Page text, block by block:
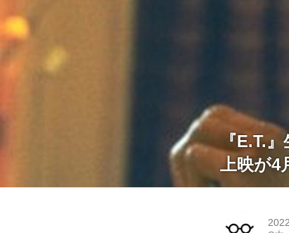
『E.T.
上映が4